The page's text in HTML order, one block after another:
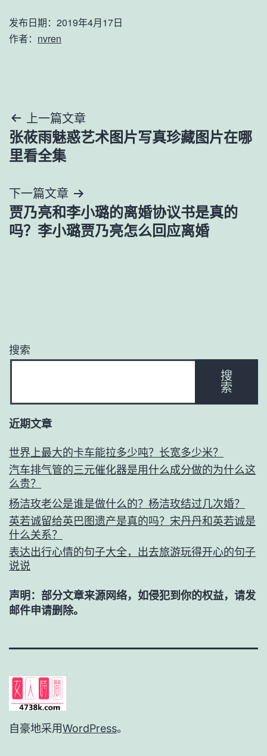
发布日期： 2019年4月17日
作者： nvren
文
章
航
上一篇文章
张莜雨魅惑艺术图片写真珍藏图片在哪
里看全集
下一篇文章
贾乃亮和李小璐的离婚协议书是真的
吗？李小璐贾乃亮怎么回应离婚
搜索
搜
索
近期文章
世界上最大的卡车能拉多少吨？长宽多少米？
汽车排气管的三元催化器是用什么成分做的为什么这
么贵？
杨洁玫老公是谁是做什么的？杨洁玫结过几次婚？
英若诚留给英巴图遗产是真的吗？宋丹丹和英若诚是
什么关系？
表达出行心情的句子大全，出去旅游玩得开心的句子
说说
声明：部分文章来源网络，如侵犯到你的权益，请发
邮件申请删除。
自豪地采用WordPress。